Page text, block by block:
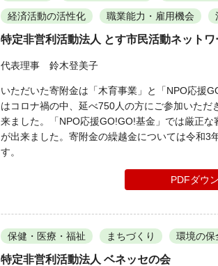
経済活動の活性化 職業能力・雇用機会
特定非営利活動法人 とす市民活動ネットワ
代表理事 鈴木登美子
いただいた寄附金は「木育事業」と「NPO応援
はコロナ禍の中、延べ750人の方にご参加いた
来ました。「NPO応援GO!GO!基金」では厳正
が出来ました。寄附金の繰越金については令和3
す。
PDFダウ
保健・医療・福祉 まちづくり 環境の保
特定非営利活動法人 ベネッセの会